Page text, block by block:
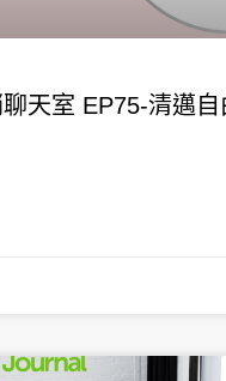
天室 EP75-清邁自